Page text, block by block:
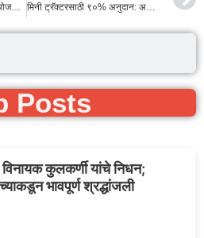
गाळमुक्त धरण, गाळयुक्त शिवार योजना: शेतकऱ्यांना अनुदान व फायदे मिनी ट्रॅक्टरसाठी ९०% अनुदान: अनुसूचित जाती व नवबौद्ध शेतकऱ्यांना सुवर्णसंधी
Posts
विनायक कुलकर्णी यांचे निधन;
भावपूर्ण श्रद्धांजली